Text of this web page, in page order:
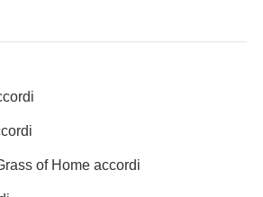
of Home accordi